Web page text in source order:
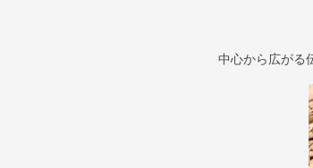
中心から広がる